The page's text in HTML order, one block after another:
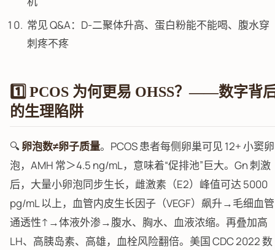
常见 Q&A：D-二聚体升高、蛋白粉能不能喝、腹水穿
刺疼不疼
1️⃣ PCOS 为何更易 OHSS？——数字背
的生理陷阱
🔍卵泡数≠卵子质量。PCOS 患者每侧卵巢可见 12+ 小窦卵
泡，AMH 常＞4.5 ng/mL，意味着“促排池”巨大。Gn 刺激
后，大量小卵泡同步生长，雌激素（E2）峰值可达 5000
pg/mL 以上，血管内皮生长因子（VEGF）飙升→毛细血管
通透性↑→体液外渗→腹水、胸水、血液浓缩。再叠加高
LH、高胰岛素、高雄，血栓风险翻倍。美国 CDC 2022 数